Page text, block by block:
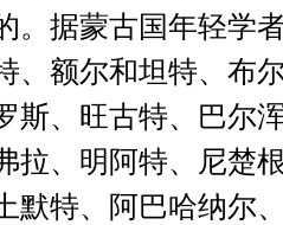
。据蒙古国年轻学
、额尔和坦特、布
斯、旺古特、巴尔
拉、明阿特、尼楚
默特、阿巴哈纳尔